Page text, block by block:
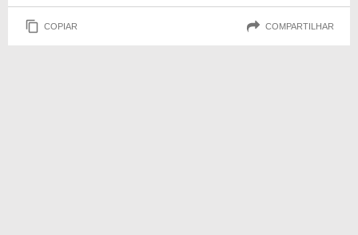
COPIAR COMPARTILHAR